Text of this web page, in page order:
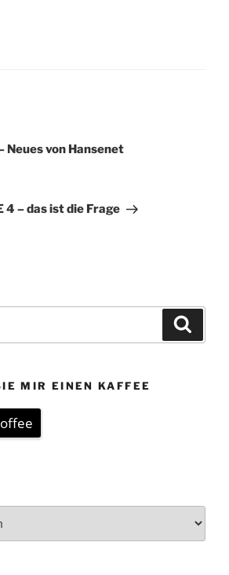
Neues von Hansenet
4 – das ist die Frage
MIR EINEN KAFFEE